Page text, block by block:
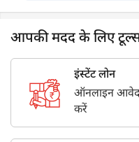
आपकी मदद के लिए
इंस्टेंट लोन
ऑनलाइन
करें